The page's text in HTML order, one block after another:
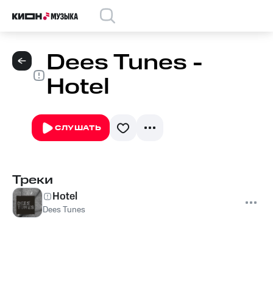
Dees Tunes -
Hotel
СЛУШАТЬ
Треки
Hotel
Dees Tunes